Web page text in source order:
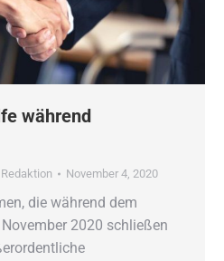
während
Redaktion November 4, 2020
die während dem
2020 schließen